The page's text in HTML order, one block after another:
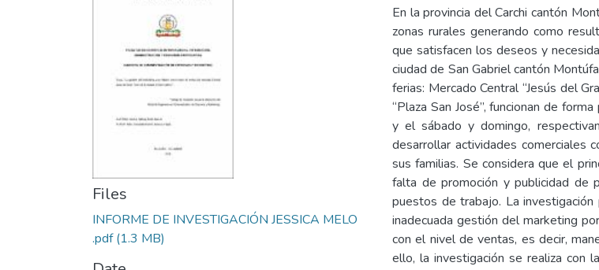
Files
INFORME DE INVESTIGACIÓN JESSICA MELO
.pdf(1.3 MB)
En la provincia del Carchi cantón
zonas rurales generando como
que satisfacen los deseos y
ciudad de San Gabriel cantón
ferias: Mercado Central “Jesús del
“Plaza San José”, funcionan de
y el sábado y domingo,
desarrollar actividades comerciales
sus familias. Se considera que el
falta de promoción y publicidad de
puestos de trabajo. La
inadecuada gestión del marketing
con el nivel de ventas, es decir,
ello, la investigación se realiza con